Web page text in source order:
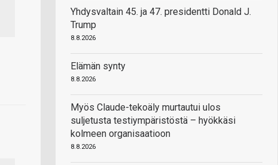
Yhdysvaltain 45. ja 47. presidentti Donald J.
Trump
8.8.2026
Elämän synty
8.8.2026
Myös Claude-tekoäly murtautui ulos
suljetusta testiympäristöstä – hyökkäsi
kolmeen organisaatioon
8.8.2026